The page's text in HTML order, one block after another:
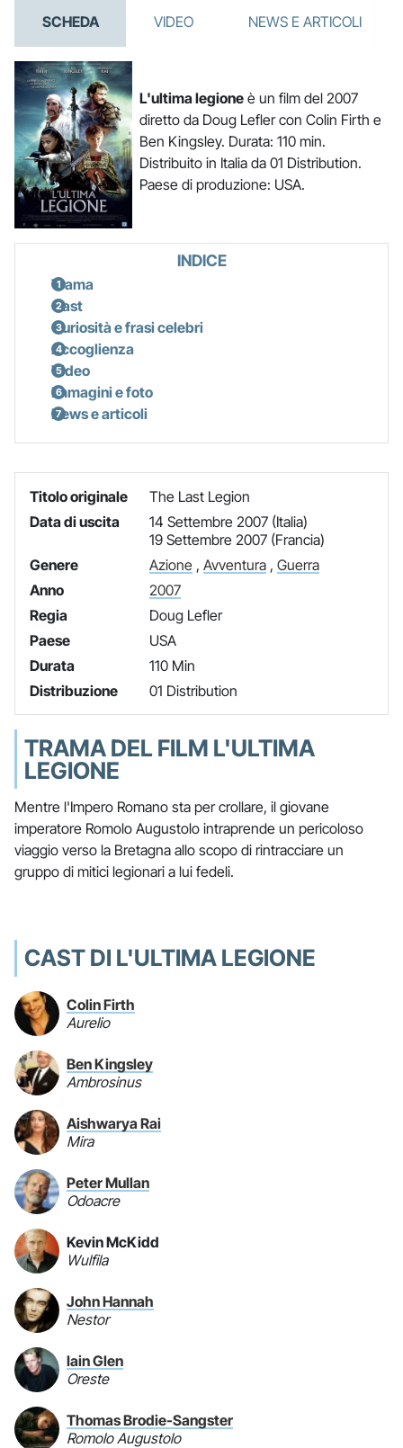
SCHEDA VIDEO NEWS E ARTICOLI
L'ultima legioneè un film del 2007
diretto da Doug Lefler con Colin Firth e
Ben Kingsley. Durata: 110 min.
Distribuito in Italia da 01 Distribution.
Paese di produzione: USA.
INDICE
Trama
Cast
Curiosità e frasi celebri
Accoglienza
Video
Immagini e foto
News e articoli
Titolo originale
The Last Legion
Data di uscita
14 Settembre 2007 (Italia)
19 Settembre 2007 (Francia)
Genere
Azione, Avventura, Guerra
Anno
2007
Regia
Doug Lefler
Paese
USA
Durata
110 Min
Distribuzione
01 Distribution
TRAMA DEL FILM L'ULTIMA
LEGIONE
Mentre l'Impero Romano sta per crollare, il giovane
imperatore Romolo Augustolo intraprende un pericoloso
viaggio verso la Bretagna allo scopo di rintracciare un
gruppo di mitici legionari a lui fedeli.
CAST DI L'ULTIMA LEGIONE
Colin Firth
Aurelio
Ben Kingsley
Ambrosinus
Aishwarya Rai
Mira
Peter Mullan
Odoacre
Kevin McKidd
Wulfila
John Hannah
Nestor
Iain Glen
Oreste
Thomas Brodie-Sangster
Romolo Augustolo